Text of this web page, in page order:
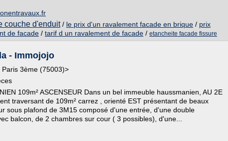
couche d'enduit/ le prix d'un ravalement facade en brique / prix
de facade / tarif d un ravalement de facade / etancheite facade fissure
- Immojojo
3ème (75003)>
109m² ASCENSEUR Dans un bel immeuble haussmanien, AU 2E
traversant de 109m² carrez , orienté EST présentant de beaux
sous plafond de 3M15 composé d'une entrée, d'une double
balcon, de 2 chambres sur cour ( 3 possibles), d'une...